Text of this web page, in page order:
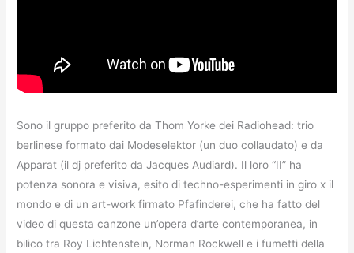
Sono il gruppo preferito da Thom Yorke dei Radiohead: trio
berlinese formato dai Modeselektor (un duo collaudato) e da
Apparat (il dj preferito da Jacques Audiard). Il loro “II” ha
potenza sonora e visiva, esito di techno-esperimenti in giro x il
mondo e di un art-work firmato Pfafinderei, che ha fatto del
video di questa canzone un’opera d’arte contemporanea, in
bilico tra Roy Lichtenstein, Norman Rockwell e i fumetti della